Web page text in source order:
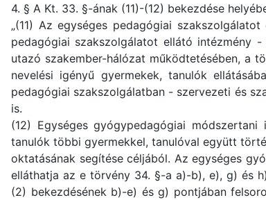
4. § A Kt. 33. §-ának (11)-(12) bekezdése
„(11) Az egységes pedagógiai
pedagógiai szakszolgálatot ellátó intézmény
utazó szakember-hálózat működtetésében, a
nevelési igényű gyermekek, tanulók
pedagógiai szakszolgálatban - szervezeti és
is.
(12) Egységes gyógypedagógiai
tanulók többi gyermekkel, tanulóval együtt
oktatásának segítése céljából. Az egységes
elláthatja az e törvény 34. §-a a)-b), e), g) és
(2) bekezdésének b)-e) és g) pontjában